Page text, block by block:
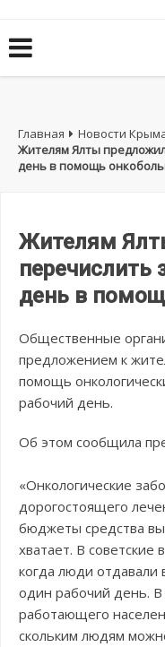
Главная
Новости
Жителям Ялты
день в помощь
Жителям
перечислить
день в
Общественные
предложением к
помощь
рабочий день.
Об этом сообщила
«Онкологические
дорогостоящего
бюджеты средства
хватает. В
когда люди отдавали
один рабочий день.
работающего
скольким людям